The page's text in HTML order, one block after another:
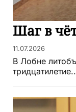
Шаг в
11.07.2026
В Лобне